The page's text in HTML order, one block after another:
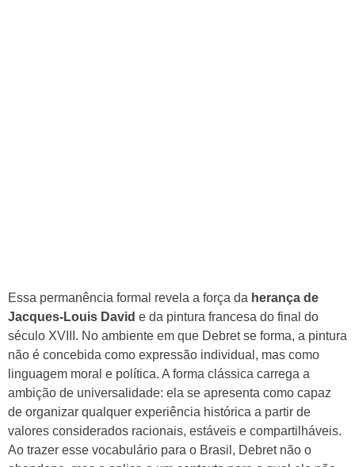
Essa permanência formal revela a força da herança de
Jacques-Louis David e da pintura francesa do final do
século XVIII. No ambiente em que Debret se forma, a pintura
não é concebida como expressão individual, mas como
linguagem moral e política. A forma clássica carrega a
ambição de universalidade: ela se apresenta como capaz
de organizar qualquer experiência histórica a partir de
valores considerados racionais, estáveis e compartilháveis.
Ao trazer esse vocabulário para o Brasil, Debret não o